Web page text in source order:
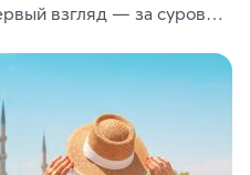
взгляд — за суровой
дарят одни из самых